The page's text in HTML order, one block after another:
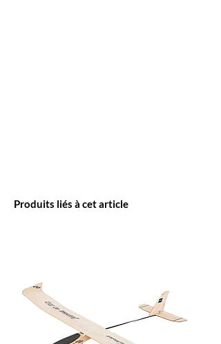
Produits liés à cet article